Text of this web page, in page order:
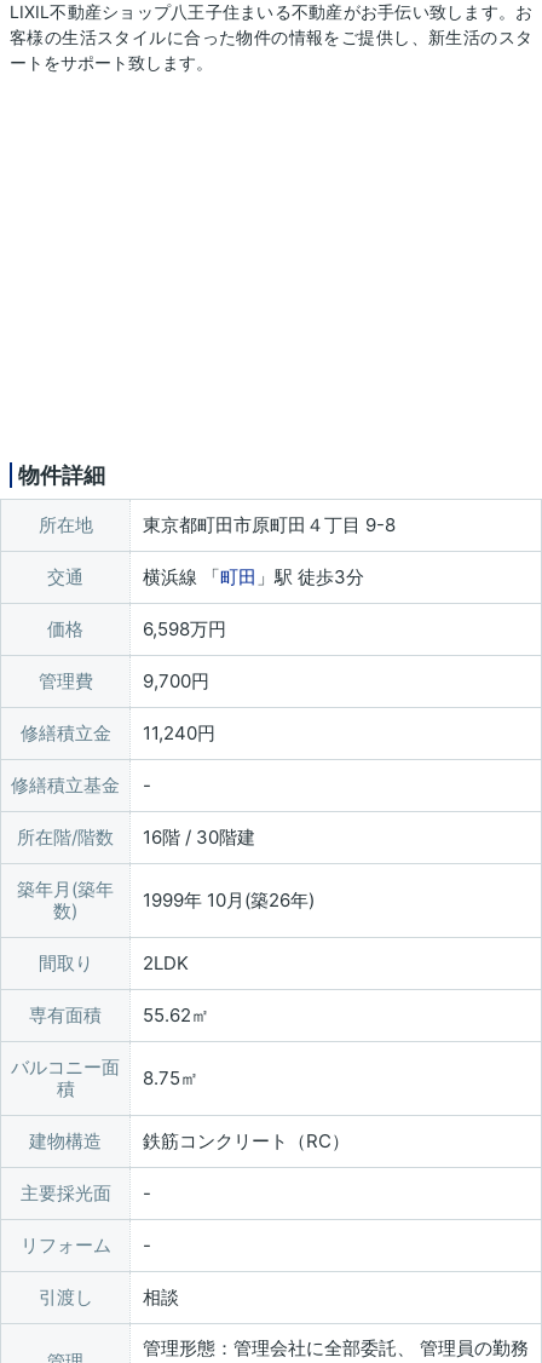
LIXIL不動産ショップ八王子住まいる不動産がお手伝い致します。お
客様の生活スタイルに合った物件の情報をご提供し、新生活のスタ
ートをサポート致します。
物件詳細
所在地 東京都町田市原町田４丁目 9-8
交通 横浜線 「町田 」駅 徒歩3分
価格 6,598万円
管理費 9,700円
修繕積立金 11,240円
修繕積立基金
所在階/階数 16階 / 30階建
築年月(築年
数)
1999年 10月(築26年)
間取り 2LDK
専有面積 55.62㎡
バルコニー面
積
8.75㎡
建物構造 鉄筋コンクリート（RC）
主要採光面
リフォーム
引渡し 相談
管理形態：管理会社に全部委託、 管理員の勤務